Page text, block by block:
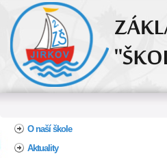
O naší škole
Aktuality